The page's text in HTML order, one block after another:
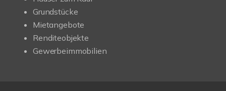
Grundstücke
Mietangebote
Renditeobjekte
Gewerbeimmobilien